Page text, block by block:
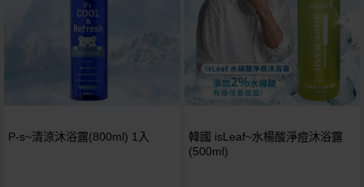
P-s~清涼沐浴露(800ml) 1入
韓國 isLeaf~水楊酸淨痘沐浴露
(500ml)